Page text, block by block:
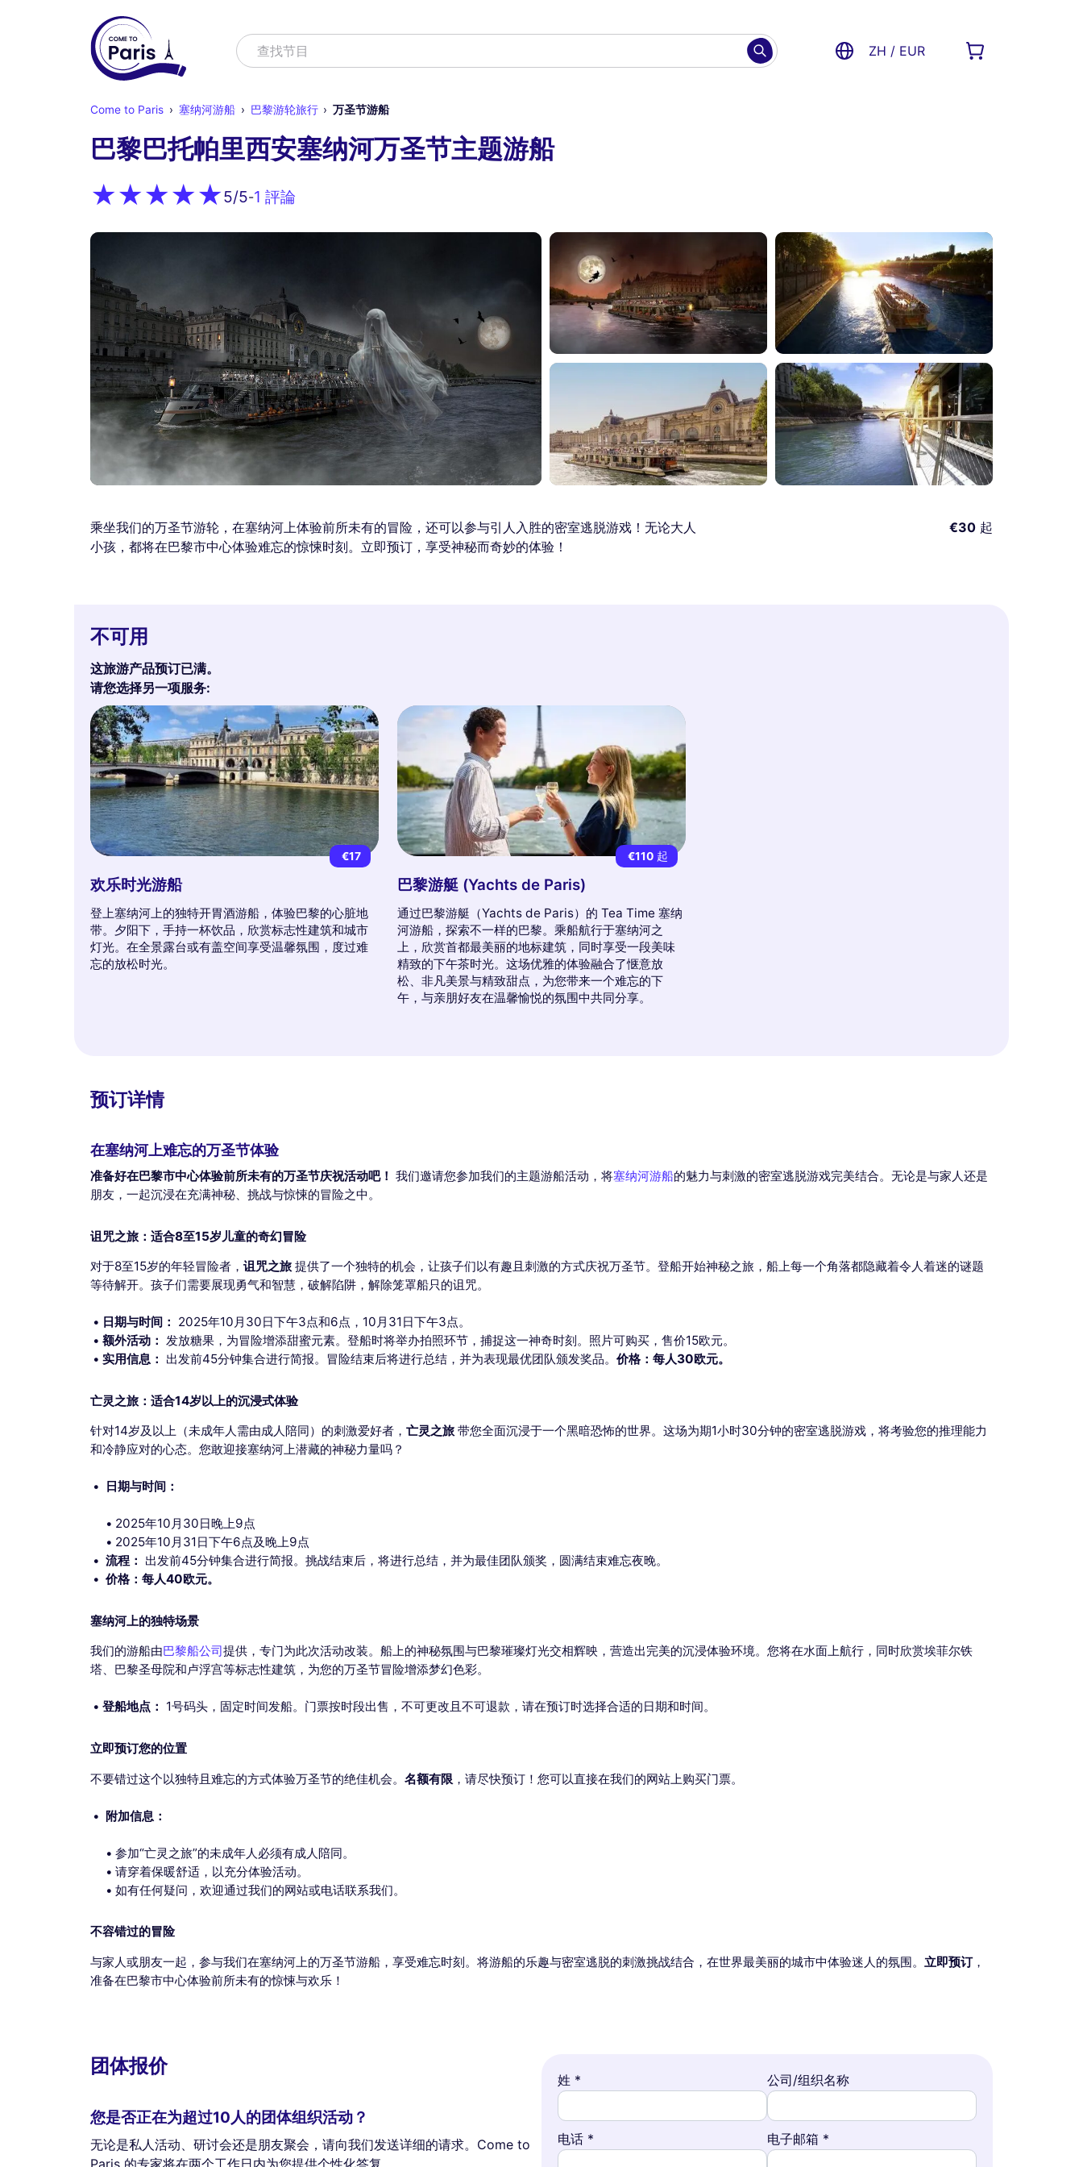
寻找查找节目 ZH / EUR
Come to Paris 塞纳河游船 巴黎游轮旅行 万圣节游船
巴黎巴托帕里西安塞纳河万圣节主题游船
5/5-1 評論
乘坐我们的万圣节游轮，在塞纳河上体验前所未有的冒险，还可以参与引人入胜的密室逃脱游戏！无论大人
小孩，都将在巴黎市中心体验难忘的惊悚时刻。立即预订，享受神秘而奇妙的体验！
€30 起
不可用
这旅游产品预订已满。
请您选择另一项服务:
€17
欢乐时光游船
登上塞纳河上的独特开胃酒游船，体验巴黎的心脏地
带。夕阳下，手持一杯饮品，欣赏标志性建筑和城市
灯光。在全景露台或有盖空间享受温馨氛围，度过难
忘的放松时光。
€110 起
巴黎游艇 (Yachts de Paris)
通过巴黎游艇（Yachts de Paris）的 Tea Time 塞纳
河游船，探索不一样的巴黎。乘船航行于塞纳河之
上，欣赏首都最美丽的地标建筑，同时享受一段美味
精致的下午茶时光。这场优雅的体验融合了惬意放
松、非凡美景与精致甜点，为您带来一个难忘的下
午，与亲朋好友在温馨愉悦的氛围中共同分享。
预订详情
在塞纳河上难忘的万圣节体验
准备好在巴黎市中心体验前所未有的万圣节庆祝活动吧！ 我们邀请您参加我们的主题游船活动，将塞纳河游船的魅力与刺激的密室逃脱游戏完美结合。无论是与家人还是
朋友，一起沉浸在充满神秘、挑战与惊悚的冒险之中。
诅咒之旅：适合8至15岁儿童的奇幻冒险
对于8至15岁的年轻冒险者， 诅咒之旅 提供了一个独特的机会，让孩子们以有趣且刺激的方式庆祝万圣节。登船开始神秘之旅，船上每一个角落都隐藏着令人着迷的谜题
等待解开。孩子们需要展现勇气和智慧，破解陷阱，解除笼罩船只的诅咒。
日期与时间： 2025年10月30日下午3点和6点，10月31日下午3点。
额外活动： 发放糖果，为冒险增添甜蜜元素。登船时将举办拍照环节，捕捉这一神奇时刻。照片可购买，售价15欧元。
实用信息： 出发前45分钟集合进行简报。冒险结束后将进行总结，并为表现最优团队颁发奖品。价格：每人30欧元。
亡灵之旅：适合14岁以上的沉浸式体验
针对14岁及以上（未成年人需由成人陪同）的刺激爱好者， 亡灵之旅 带您全面沉浸于一个黑暗恐怖的世界。这场为期1小时30分钟的密室逃脱游戏，将考验您的推理能力
和冷静应对的心态。您敢迎接塞纳河上潜藏的神秘力量吗？
日期与时间：
2025年10月30日晚上9点
2025年10月31日下午6点及晚上9点
流程： 出发前45分钟集合进行简报。挑战结束后，将进行总结，并为最佳团队颁奖，圆满结束难忘夜晚。
价格：每人40欧元。
塞纳河上的独特场景
我们的游船由巴黎船公司提供，专门为此次活动改装。船上的神秘氛围与巴黎璀璨灯光交相辉映，营造出完美的沉浸体验环境。您将在水面上航行，同时欣赏埃菲尔铁
塔、巴黎圣母院和卢浮宫等标志性建筑，为您的万圣节冒险增添梦幻色彩。
登船地点： 1号码头，固定时间发船。门票按时段出售，不可更改且不可退款，请在预订时选择合适的日期和时间。
立即预订您的位置
不要错过这个以独特且难忘的方式体验万圣节的绝佳机会。 名额有限 ，请尽快预订！您可以直接在我们的网站上购买门票。
附加信息：
参加“亡灵之旅”的未成年人必须有成人陪同。
请穿着保暖舒适，以充分体验活动。
如有任何疑问，欢迎通过我们的网站或电话联系我们。
不容错过的冒险
与家人或朋友一起，参与我们在塞纳河上的万圣节游船，享受难忘时刻。将游船的乐趣与密室逃脱的刺激挑战结合，在世界最美丽的城市中体验迷人的氛围。 立即预订，
准备在巴黎市中心体验前所未有的惊悚与欢乐！
团体报价
您是否正在为超过10人的团体组织活动？
无论是私人活动、研讨会还是朋友聚会，请向我们发送详细的请求。Come to
姓 * 公司/组织名称
电话 * 电子邮箱 *